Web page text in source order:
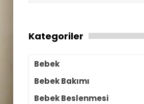
Kategoriler
Bebek
Bebek Bakımı
Bebek Beslenmesi